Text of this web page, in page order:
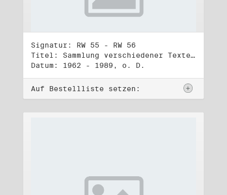
Signatur: RW 55 - RW 56
Titel: Sammlung verschiedener Texte, Reden, Aphorismen, Gedichte, Liedtexte (1) - (2)
Datum: 1962 - 1989, o. D.
Auf Bestellliste setzen: